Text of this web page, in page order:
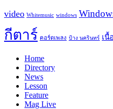
video Whitemusic windows
กีตาร์ คอร์ดเพลง ป้าง นครินทร์ เนื้
Home
Directory
News
Lesson
Feature
Mag Live